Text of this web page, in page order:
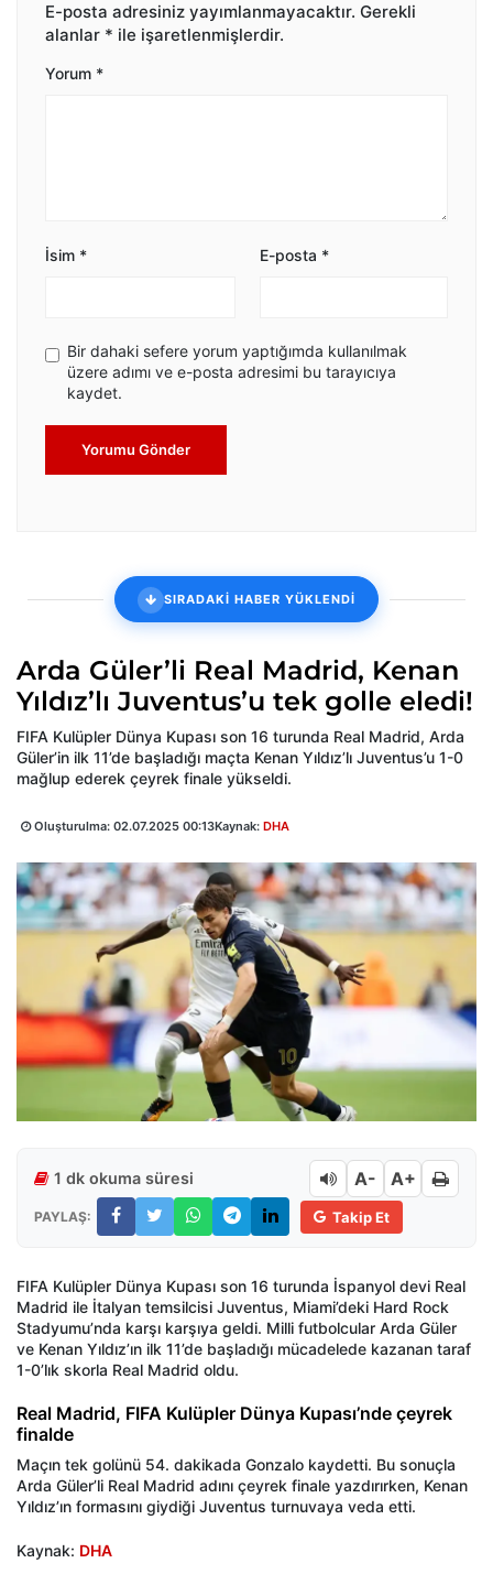
E-posta adresiniz yayımlanmayacaktır. Gerekli
alanlar * ile işaretlenmişlerdir.
Yorum *
İsim * E-posta *
Bir dahaki sefere yorum yaptığımda kullanılmak
üzere adımı ve e-posta adresimi bu tarayıcıya
kaydet.
Yorumu Gönder
SIRADAKİ HABER YÜKLENDİ
Arda Güler’li Real Madrid, Kenan
Yıldız’lı Juventus’u tek golle eledi!
FIFA Kulüpler Dünya Kupası son 16 turunda Real Madrid, Arda
Güler’in ilk 11’de başladığı maçta Kenan Yıldız’lı Juventus’u 1-0
mağlup ederek çeyrek finale yükseldi.
Oluşturulma: 02.07.2025 00:13Kaynak: DHA
1 dk okuma süresi A- A+
PAYLAŞ: Takip Et
FIFA Kulüpler Dünya Kupası son 16 turunda İspanyol devi Real
Madrid ile İtalyan temsilcisi Juventus, Miami’deki Hard Rock
Stadyumu’nda karşı karşıya geldi. Milli futbolcular Arda Güler
ve Kenan Yıldız’ın ilk 11’de başladığı mücadelede kazanan taraf
1-0’lık skorla Real Madrid oldu.
Real Madrid, FIFA Kulüpler Dünya Kupası’nde çeyrek
finalde
Maçın tek golünü 54. dakikada Gonzalo kaydetti. Bu sonuçla
Arda Güler’li Real Madrid adını çeyrek finale yazdırırken, Kenan
Yıldız’ın formasını giydiği Juventus turnuvaya veda etti.
Kaynak: DHA